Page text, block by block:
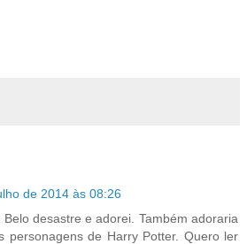
de 2014 às 08:26
desastre e adorei. Também adoraria
personagens de Harry Potter. Quero ler